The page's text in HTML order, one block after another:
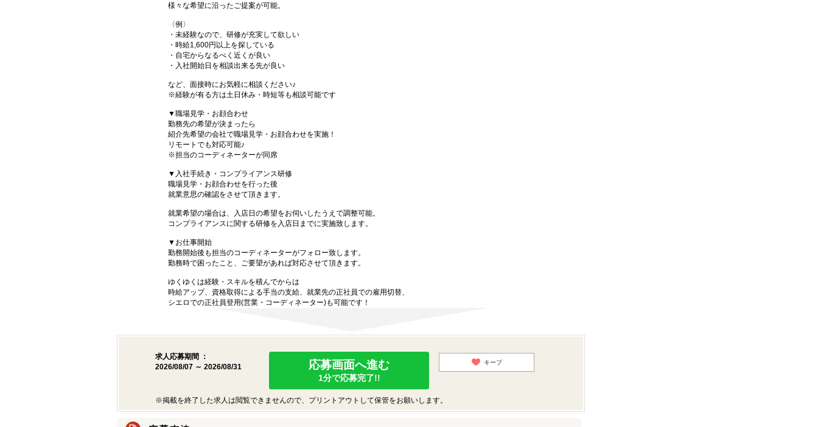
様々な希望に沿ったご提案が可能。
〈例〉
・未経験なので、研修が充実して欲しい
・時給1,600円以上を探している
・自宅からなるべく近くが良い
・入社開始日を相談出来る先が良い
など、面接時にお気軽に相談ください♪
※経験が有る方は土日休み・時短等も相談可能です
▼職場見学・お顔合わせ
勤務先の希望が決まったら
紹介先希望の会社で職場見学・お顔合わせを実施！
リモートでも対応可能♪
※担当のコーディネーターが同席
▼入社手続き・コンプライアンス研修
職場見学・お顔合わせを行った後
就業意思の確認をさせて頂きます。
就業希望の場合は、入店日の希望をお伺いしたうえで調整可能。
コンプライアンスに関する研修を入店日までに実施致します。
▼お仕事開始
勤務開始後も担当のコーディネーターがフォロー致します。
勤務時で困ったこと、ご要望があれば対応させて頂きます。
ゆくゆくは経験・スキルを積んでからは
時給アップ、資格取得による手当の支給、就業先の正社員での雇用切替、
シエロでの正社員登用(営業・コーディネーター)も可能です！
求人応募期間 ：
2026/08/07 ～ 2026/08/31
応募画面へ進む
1分で応募完了!!
キープ
※掲載を終了した求人は閲覧できませんので、プリントアウトして保管をお願いします。